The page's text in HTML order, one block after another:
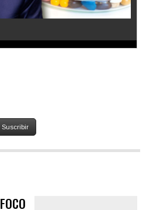
a Trump
Suscribir